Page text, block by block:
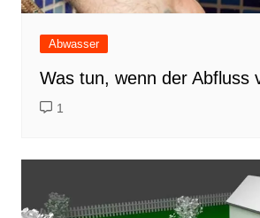
Abwasser
Was tun, wenn der Abfluss
1